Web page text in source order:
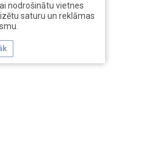
nodrošinātu vietnes
saturu un reklāmas